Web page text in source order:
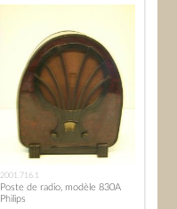
2001.716.1
Poste de radio, modèle 830A
Philips